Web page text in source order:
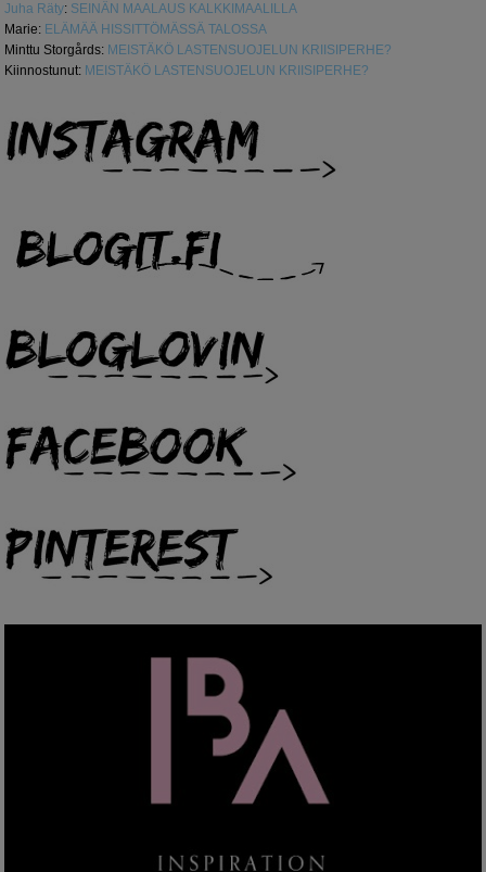
Juha Räty: SEINÄN MAALAUS KALKKIMAALILLA
Marie: ELÄMÄÄ HISSITTÖMÄSSÄ TALOSSA
Minttu Storgårds: MEISTÄKÖ LASTENSUOJELUN KRIISIPERHE?
Kiinnostunut: MEISTÄKÖ LASTENSUOJELUN KRIISIPERHE?